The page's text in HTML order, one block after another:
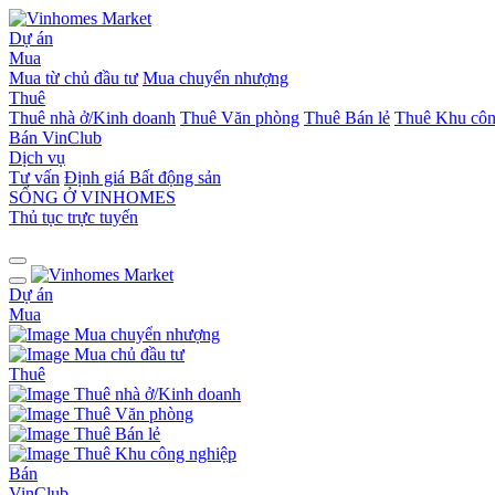
Dự án
Mua
Mua từ chủ đầu tư Mua chuyển nhượng
Thuê
Thuê nhà ở/Kinh doanh Thuê Văn phòng Thuê Bán lẻ Thuê Khu
Bán VinClub
Dịch vụ
Tư vấn Định giá Bất động sản
SỐNG Ở VINHOMES
Thủ tục trực tuyến
Dự án
Mua
Mua chuyển nhượng
Mua chủ đầu tư
Thuê
Thuê nhà ở/Kinh doanh
Thuê Văn phòng
Thuê Bán lẻ
Thuê Khu công nghiệp
Bán